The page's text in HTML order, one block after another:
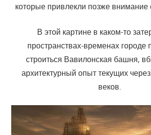
которые привлекли позже внимание
В этой картине в каком-то
пространствах-временах городе
строиться Вавилонская башня,
архитектурный опыт текущих
веков.